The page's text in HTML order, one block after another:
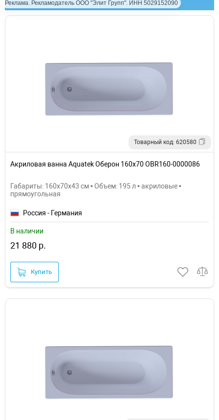
Реклама. Рекламодатель ООО "Элит Групп". ИНН 5029152090
Товарный код: 620580
Акриловая ванна Aquatek Оберон 160х70 OBR160-0000086
Габариты: 160x70x43 см • Объем: 195 л • акриловые •
прямоугольная
Россия - Германия
В наличии
21 880 р.
Купить